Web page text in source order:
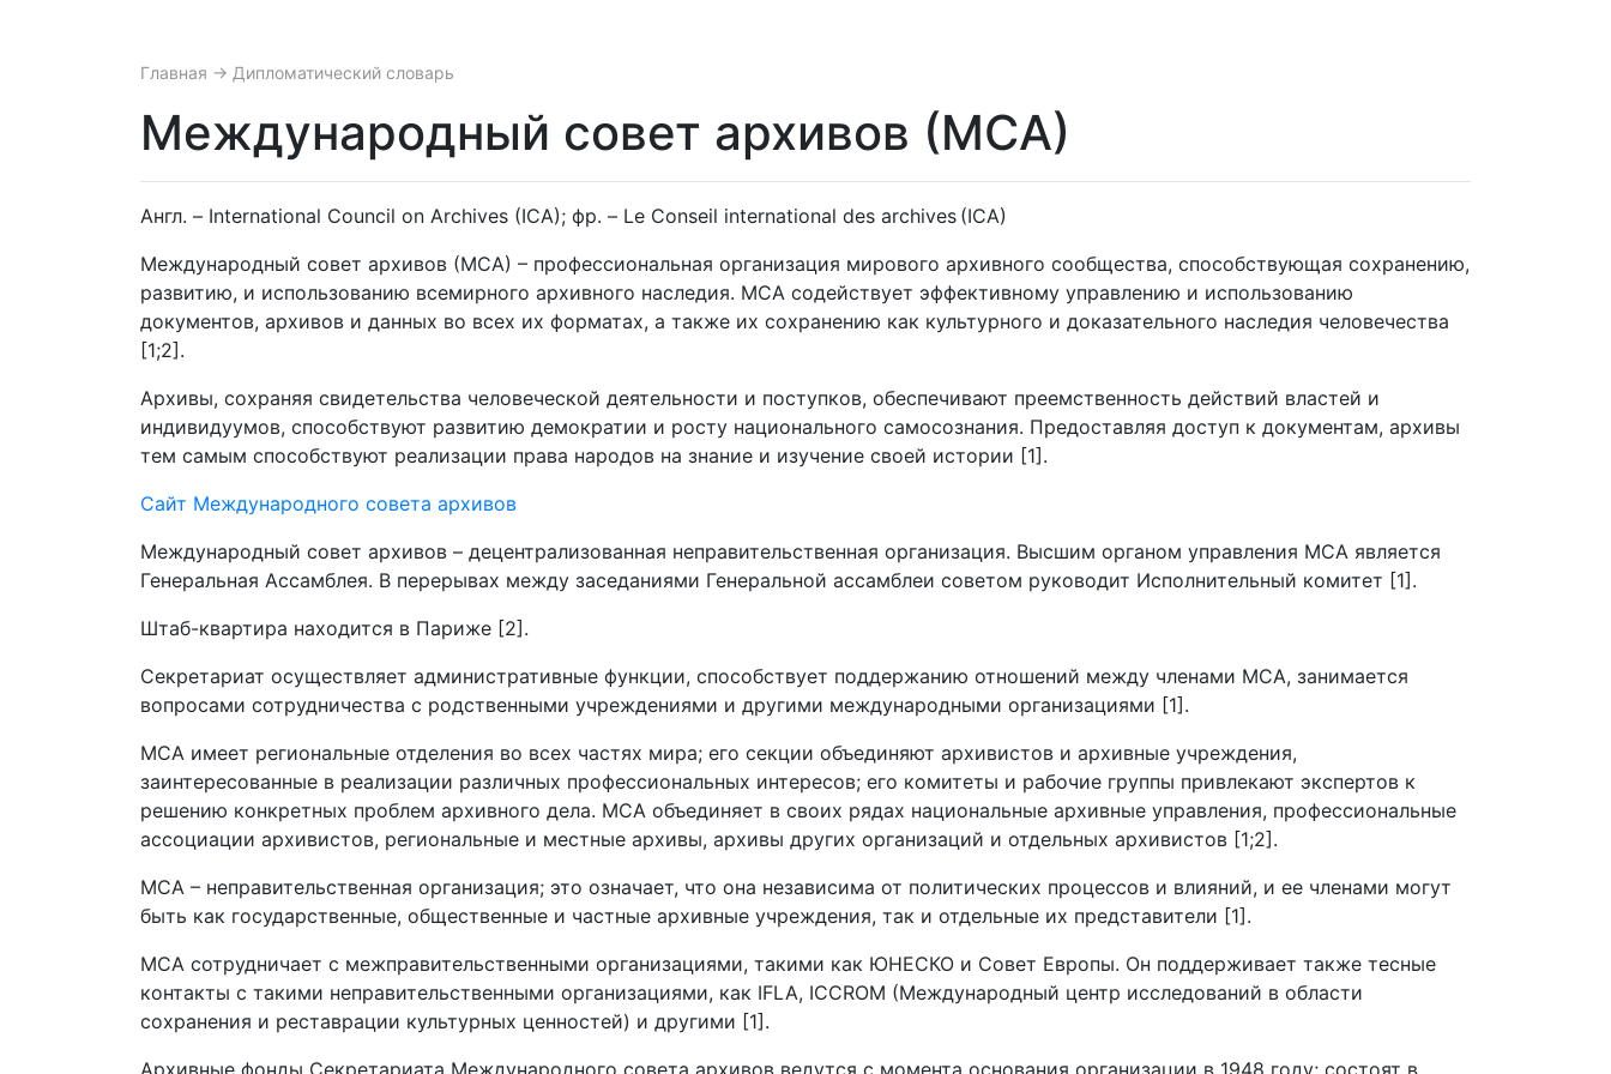
Главная → Дипломатический словарь
Международный совет архивов (МСА)
Англ. – International Council on Archives (ICA); фр. – Le Conseil international des archives (ICA)
Международный совет архивов (МСА) – профессиональная организация мирового архивного сообщества, способствующая сохранению,
развитию, и использованию всемирного архивного наследия. МСА содействует эффективному управлению и использованию
документов, архивов и данных во всех их форматах, а также их сохранению как культурного и доказательного наследия человечества
[1;2].
Архивы, сохраняя свидетельства человеческой деятельности и поступков, обеспечивают преемственность действий властей и
индивидуумов, способствуют развитию демократии и росту национального самосознания. Предоставляя доступ к документам, архивы
тем самым способствуют реализации права народов на знание и изучение своей истории [1].
Сайт Международного совета архивов
Международный совет архивов – децентрализованная неправительственная организация. Высшим органом управления МСА является
Генеральная Ассамблея. В перерывах между заседаниями Генеральной ассамблеи советом руководит Исполнительный комитет [1].
Штаб-квартира находится в Париже [2].
Секретариат осуществляет административные функции, способствует поддержанию отношений между членами МСА, занимается
вопросами сотрудничества с родственными учреждениями и другими международными организациями [1].
МСА имеет региональные отделения во всех частях мира; его секции объединяют архивистов и архивные учреждения,
заинтересованные в реализации различных профессиональных интересов; его комитеты и рабочие группы привлекают экспертов к
решению конкретных проблем архивного дела. МСА объединяет в своих рядах национальные архивные управления, профессиональные
ассоциации архивистов, региональные и местные архивы, архивы других организаций и отдельных архивистов [1;2].
МСА – неправительственная организация; это означает, что она независима от политических процессов и влияний, и ее членами могут
быть как государственные, общественные и частные архивные учреждения, так и отдельные их представители [1].
МСА сотрудничает с межправительственными организациями, такими как ЮНЕСКО и Совет Европы. Он поддерживает также тесные
контакты с такими неправительственными организациями, как IFLA, ICCROM (Международный центр исследований в области
сохранения и реставрации культурных ценностей) и другими [1].
Архивные фонды Секретариата Международного совета архивов ведутся с момента основания организации в 1948 году; состоят в